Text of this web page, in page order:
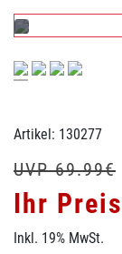
Artikel: 130277
UVP 69.99€
Ihr
Inkl. 19% MwSt.